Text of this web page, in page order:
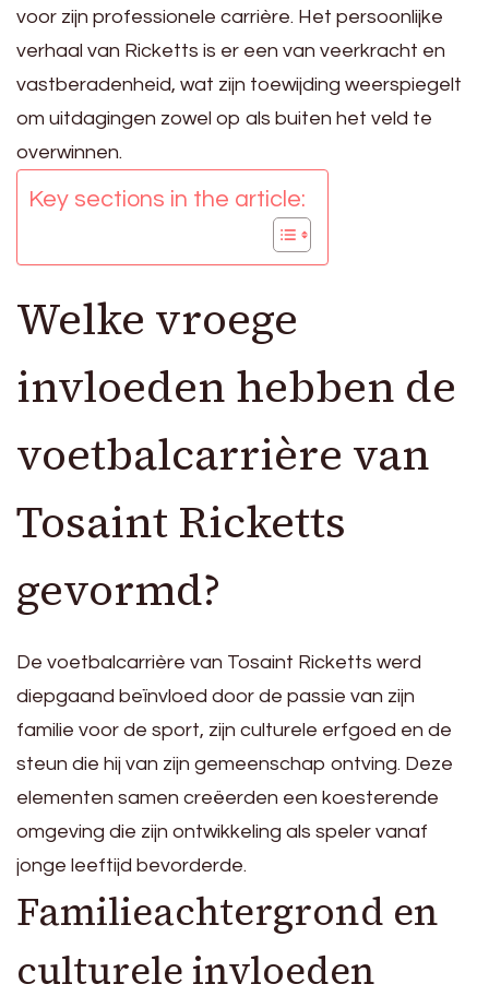
voor zijn professionele carrière. Het persoonlijke
verhaal van Ricketts is er een van veerkracht en
vastberadenheid, wat zijn toewijding weerspiegelt
om uitdagingen zowel op als buiten het veld te
overwinnen.
Key sections in the article:
Welke vroege
invloeden hebben de
voetbalcarrière van
Tosaint Ricketts
gevormd?
De voetbalcarrière van Tosaint Ricketts werd
diepgaand beïnvloed door de passie van zijn
familie voor de sport, zijn culturele erfgoed en de
steun die hij van zijn gemeenschap ontving. Deze
elementen samen creëerden een koesterende
omgeving die zijn ontwikkeling als speler vanaf
jonge leeftijd bevorderde.
Familieachtergrond en
culturele invloeden